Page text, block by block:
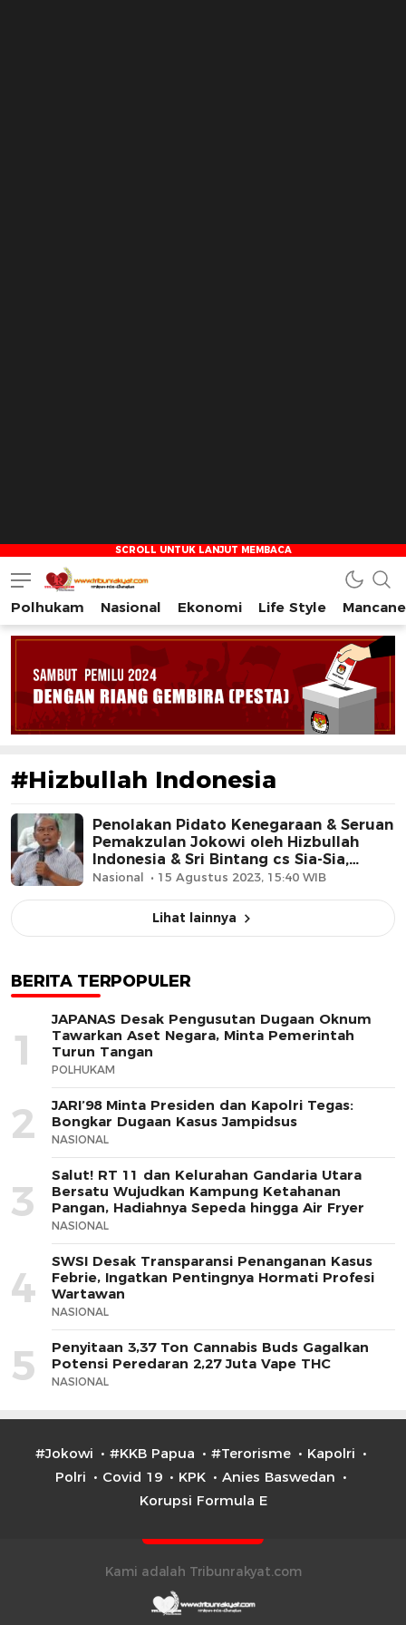
Tribun Rakyat
Tulus – Terdepan – Diharapkan
Polhukam Nasional Ekonomi Life Style
#Hizbullah Indonesia
Penolakan Pidato Kenegaraan & Seruan
Pemakzulan Jokowi oleh Hizbullah
Indonesia & Sri Bintang cs Sia-Sia,
Fernando: Rakyat Tak Mendukung, Gak
Nasional 15 Agustus 2023, 15:40 WIB
Lihat lainnya
BERITA TERPOPULER
1
JAPANAS Desak Pengusutan Dugaan Oknum
Tawarkan Aset Negara, Minta Pemerintah
Turun Tangan
POLHUKAM
2
JARI’98 Minta Presiden dan Kapolri Tegas:
Bongkar Dugaan Kasus Jampidsus
NASIONAL
3
Salut! RT 11 dan Kelurahan Gandaria Utara
Bersatu Wujudkan Kampung Ketahanan
Pangan, Hadiahnya Sepeda hingga Air Fryer
NASIONAL
4
SWSI Desak Transparansi Penanganan Kasus
Febrie, Ingatkan Pentingnya Hormati Profesi
Wartawan
NASIONAL
5
Penyitaan 3,37 Ton Cannabis Buds Gagalkan
Potensi Peredaran 2,27 Juta Vape THC
NASIONAL
#Jokowi #KKB Papua #Terorisme
Kapolri
Polri
Covid 19 KPK
Anies Baswedan
Korupsi Formula E
Kami adalah Tribunrakyat.com